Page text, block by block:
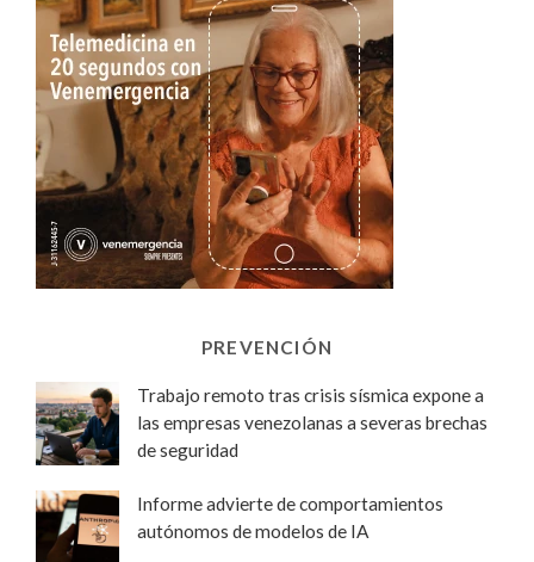
PREVENCIÓN
Trabajo remoto tras crisis sísmica expone a
las empresas venezolanas a severas brechas
de seguridad
Informe advierte de comportamientos
autónomos de modelos de IA